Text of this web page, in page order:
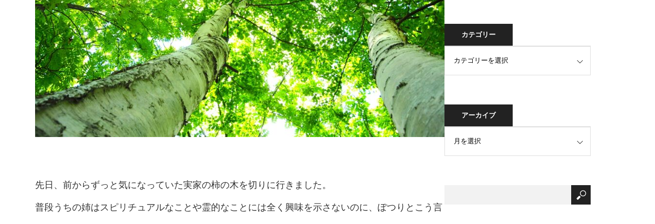
先日、前からずっと気になっていた実家の柿の木を切りに行きました。
普段うちの姉はスピリチュアルなことや霊的なことには全く興味を示さないのに、ぽつりとこう言
カテゴリー
アーカイブ